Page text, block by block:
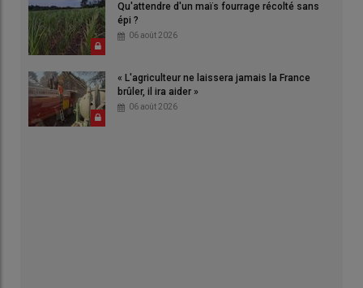
Qu'attendre d'un maïs fourrage récolté sans
épi ?
06 août 2026
« L'agriculteur ne laissera jamais la France
brûler, il ira aider »
06 août 2026